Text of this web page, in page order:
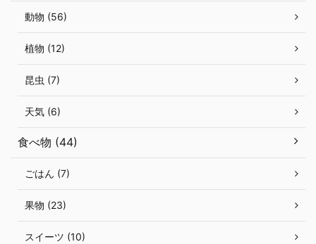
動物 (56)
植物 (12)
昆虫 (7)
天気 (6)
食べ物 (44)
ごはん (7)
果物 (23)
スイーツ (10)